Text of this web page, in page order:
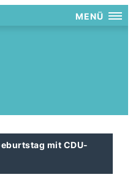
MENÜ
mit CDU-